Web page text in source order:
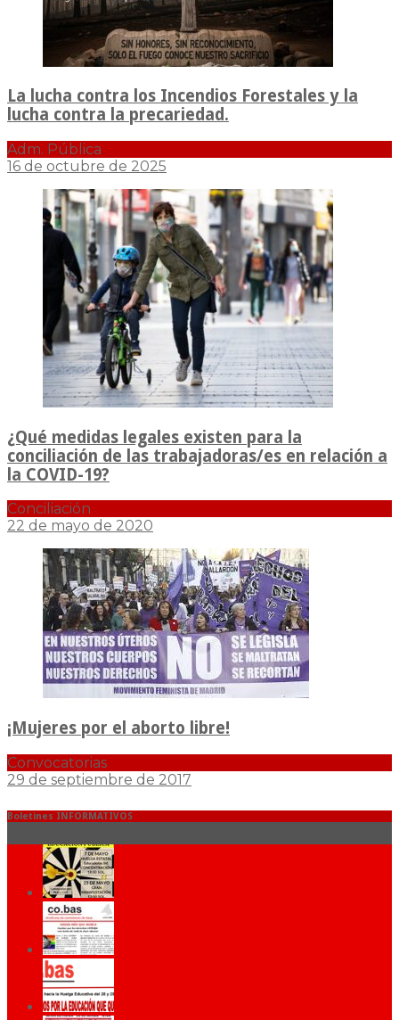
La lucha contra los Incendios Forestales y la
lucha contra la precariedad.
Adm. Pública
16 de octubre de 2025
¿Qué medidas legales existen para la
conciliación de las trabajadoras/es en relación a
la COVID-19?
Conciliación
22 de mayo de 2020
¡Mujeres por el aborto libre!
Convocatorias
29 de septiembre de 2017
Boletines INFORMATIVOS